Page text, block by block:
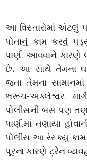
આ વિસ્તારોમાં એટલું
પોતાનું કામ કરવું
પાણી આવવાને કારણે
છે. આ સાથે તેમના
જતા તેમના
ભરૂચ-અંક્લેશ્વર
પોલીસની બસ પણ
પાણીમાં તણાયા
પોલીસ આ રેસ્ક્યુ
પૂરના કારણે ટ્રેન